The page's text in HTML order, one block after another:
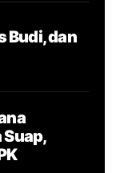
Budi, dan